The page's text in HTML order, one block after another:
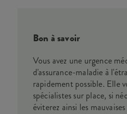
Bon à savoir
Vous avez une urgence
d'assurance-maladie à
rapidement possible. Elle
spécialistes sur place, si
éviterez ainsi les